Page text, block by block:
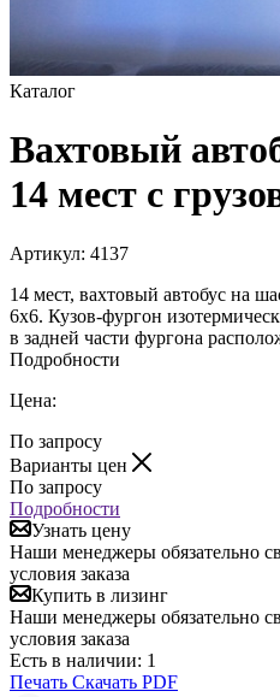
Каталог
Вахтовый
14 мест с
Артикул: 4137
14 мест, вахтовый автобус на
6х6. Кузов-фургон
в задней части фургона
Подробности
Цена:
По запросу
Варианты цен
По запросу
Подробности
Узнать цену
Наши менеджеры обязательно
условия заказа
Купить в лизинг
Наши менеджеры обязательно
условия заказа
Есть в наличии: 1
Печать Скачать PDF